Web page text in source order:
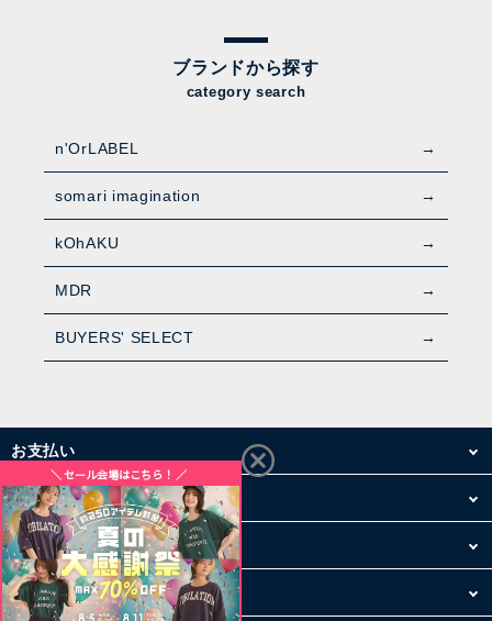
ブランドから探す
category search
n'OrLABEL
somari imagination
kOhAKU
MDR
BUYERS' SELECT
お支払い
配送・送料
お買い物について
その他